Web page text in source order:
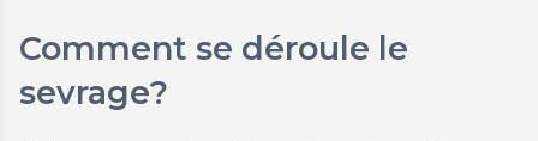
Comment se déroule le
sevrage?